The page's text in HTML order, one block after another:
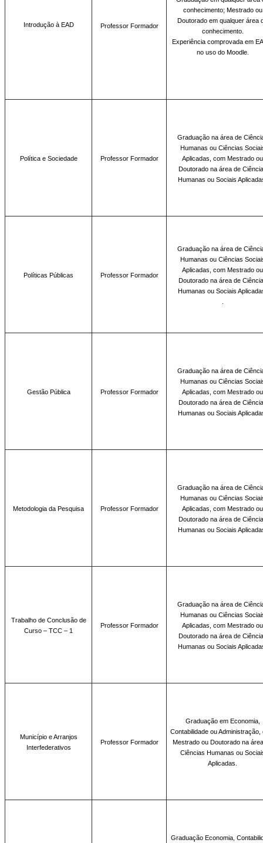
Introdução à EAD Professor Formador
conhecimento; Mestrado ou
Doutorado em qualquer área
conhecimento.
Experiência comprovada em
no uso do Moodle.
Política e Sociedade Professor Formador
Graduação na área de
Humanas ou Ciências
Aplicadas, com Mestrado ou
Doutorado na área de
Humanas ou Sociais
Políticas Públicas Professor Formador
Graduação na áreade
Humanas ou Ciências
Aplicadas, com Mestrado ou
Doutorado na área de
Humanas ou Sociais
Gestão Pública Professor Formador
Graduação na áreade
Humanas ou Ciências
Aplicadas, com Mestrado ou
Doutorado na área de
Humanas ou Sociais
Metodologia da Pesquisa Professor Formador
Graduação na área de
Humanas ou Ciências
Aplicadas, com Mestrado ou
Doutorado na área de
Humanas ou Sociais
Trabalho de Conclusão de
Curso – TCC – 1
Professor Formador
Graduação na área de
Humanas ou Ciências
Aplicadas, com Mestrado ou
Doutorado na área de
Humanas ou Sociais
Município e Arranjos
Interfederativos
Professor Formador
Graduação em Economia,
Contabilidade ou Administração,
Mestrado ou Doutorado na
Ciências Humanas ou
Aplicadas.
Graduação Economia,